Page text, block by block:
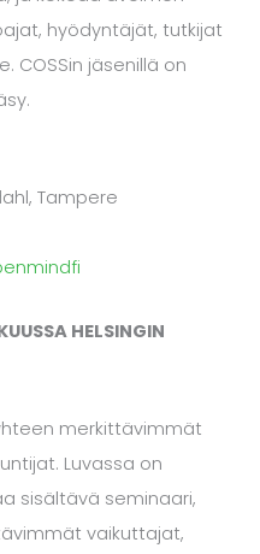
hyödyntäjät, tutkijat
COSSin jäsenillä on
Tampere
HELSINGIN
merkittävimmät
Luvassa on
sisältävä seminaari,
vaikuttajat,